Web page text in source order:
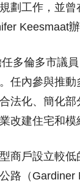
劃工作，並
Keesmaat辦
多倫多市議
任內參與推動
法化、簡化部
改建住宅和模
商戶設立較低
路（Gardiner